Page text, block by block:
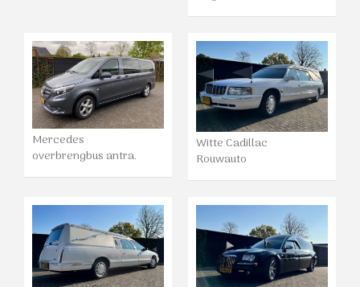
Mercedes
overbrengbus antra.
Witte Cadillac
Rouwauto